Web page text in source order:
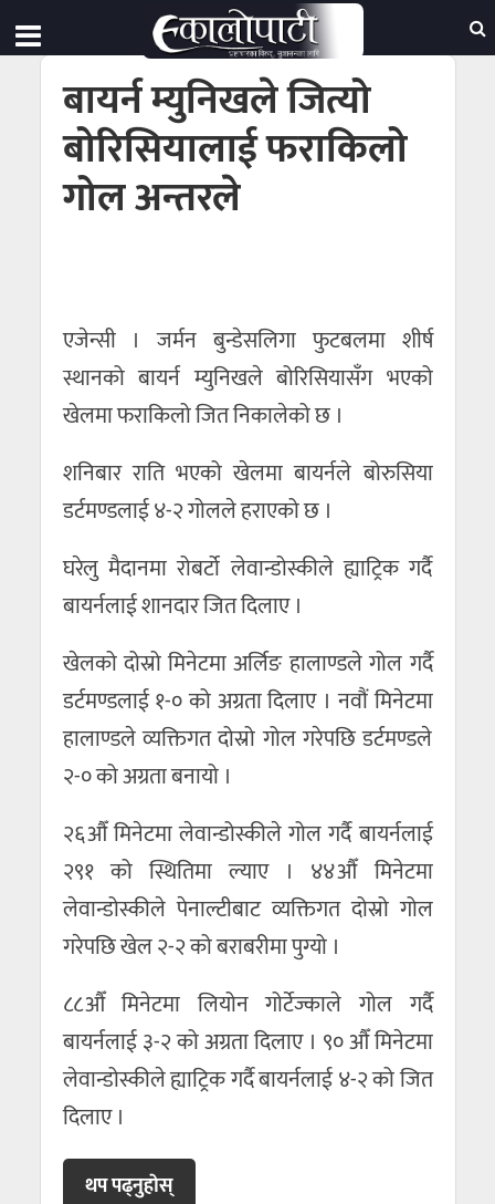
बायर्न म्युनिखले जित्यो
बोरिसियालाई फराकिलो
गोल अन्तरले
एजेन्सी । जर्मन बुन्डेसलिगा फुटबलमा शीर्ष
स्थानको बायर्न म्युनिखले बोरिसियासँग भएको
खेलमा फराकिलो जित निकालेको छ ।
शनिबार राति भएको खेलमा बायर्नले बोरुसिया
डर्टमण्डलाई ४-२ गोलले हराएको छ ।
घरेलु मैदानमा रोबर्टो लेवान्डोस्कीले ह्याट्रिक गर्दै
बायर्नलाई शानदार जित दिलाए ।
खेलको दोस्रो मिनेटमा अर्लिङ हालाण्डले गोल गर्दै
डर्टमण्डलाई १-० को अग्रता दिलाए । नवौं मिनेटमा
हालाण्डले व्यक्तिगत दोस्रो गोल गरेपछि डर्टमण्डले
२-० को अग्रता बनायो ।
२६औँ मिनेटमा लेवान्डोस्कीले गोल गर्दै बायर्नलाई
२९१ को स्थितिमा ल्याए । ४४औँ मिनेटमा
लेवान्डोस्कीले पेनाल्टीबाट व्यक्तिगत दोस्रो गोल
गरेपछि खेल २-२ को बराबरीमा पुग्यो ।
८८औँ मिनेटमा लियोन गोर्टेज्काले गोल गर्दै
बायर्नलाई ३-२ को अग्रता दिलाए । ९० औँ मिनेटमा
लेवान्डोस्कीले ह्याट्रिक गर्दै बायर्नलाई ४-२ को जित
दिलाए ।
थप पढ्नुहाेस्